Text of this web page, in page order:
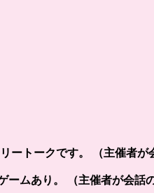
トークです。 （主催者が
ムあり。 （主催者が会話